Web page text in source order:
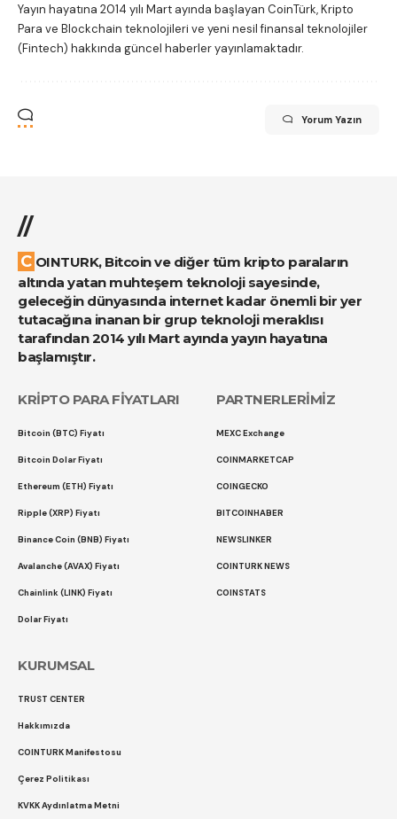
Yayın hayatına 2014 yılı Mart ayında başlayan CoinTürk, Kripto
Para ve Blockchain teknolojileri ve yeni nesil finansal teknolojiler
(Fintech) hakkında güncel haberler yayınlamaktadır.
Yorum Yazın
//
COINTURK, Bitcoin ve diğer tüm kripto paraların
altında yatan muhteşem teknoloji sayesinde,
geleceğin dünyasında internet kadar önemli bir yer
tutacağına inanan bir grup teknoloji meraklısı
tarafından 2014 yılı Mart ayında yayın hayatına
başlamıştır.
KRİPTO PARA FİYATLARI
Bitcoin (BTC) Fiyatı
Bitcoin Dolar Fiyatı
Ethereum (ETH) Fiyatı
Ripple (XRP) Fiyatı
Binance Coin (BNB) Fiyatı
Avalanche (AVAX) Fiyatı
Chainlink (LINK) Fiyatı
Dolar Fiyatı
PARTNERLERİMİZ
MEXC Exchange
COINMARKETCAP
COINGECKO
BITCOINHABER
NEWSLINKER
COINTURK NEWS
COINSTATS
KURUMSAL
TRUST CENTER
Hakkımızda
COINTURK Manifestosu
Çerez Politikası
KVKK Aydınlatma Metni